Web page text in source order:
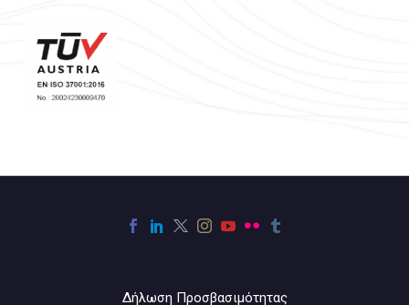
Δήλωση Προσβασιμότητας